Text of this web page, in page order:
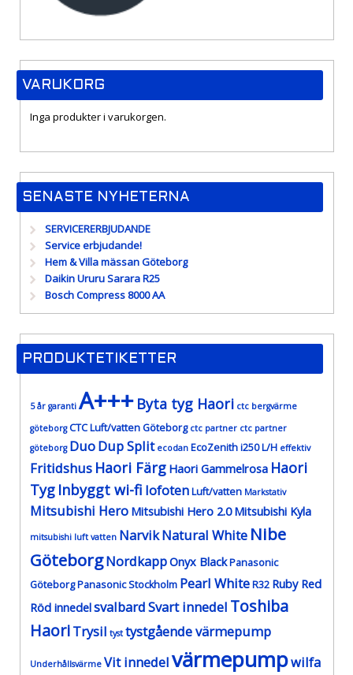
VARUKORG
Inga produkter i varukorgen.
SENASTE NYHETERNA
SERVICERERBJUDANDE
Service erbjudande!
Hem & Villa mässan Göteborg
Daikin Ururu Sarara R25
Bosch Compress 8000 AA
PRODUKTETIKETTER
5 år garanti A+++ Byta tyg Haori ctc bergvärme
göteborg CTC Luft/vatten Göteborg ctc partner ctc partner
göteborg DuoDup Split ecodan EcoZenith i250 L/H effektiv
Fritidshus Haori Färg Haori Gammelrosa Haori
Tyg Inbyggt wi-fi lofotenLuft/vatten Markstativ
Mitsubishi Hero Mitsubishi Hero 2.0 Mitsubishi Kyla
mitsubishi luft vatten NarvikNatural White Nibe
GöteborgNordkappOnyx BlackPanasonic
GöteborgPanasonic Stockholm Pearl WhiteR32 Ruby Red
Röd innedelsvalbardSvart innedel Toshiba
HaoriTrysil tyst tystgående värmepump
Underhållsvärme Vit innedelvärmepumpwilfa